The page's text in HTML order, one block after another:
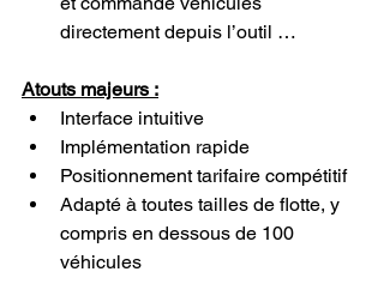
directement depuis l’outil …
Atouts majeurs :
Interface intuitive
Implémentation rapide
Positionnement tarifaire compétitif
Adapté à toutes tailles de flotte, y
compris en dessous de 100
véhicules